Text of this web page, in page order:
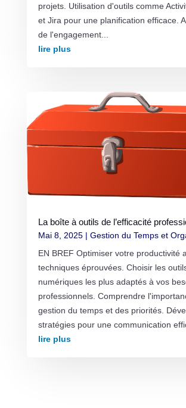
projets. Utilisation d'outils comme
et Jira pour une planification efficace.
de l'engagement...
lire plus
La boîte à outils de l’efficacité
Mai 8, 2025| Gestion du Temps et
EN BREF Optimiser votre productivité
techniques éprouvées. Choisir les
numériques les plus adaptés à vos
professionnels. Comprendre
gestion du temps et des priorités.
stratégies pour une communication
lire plus